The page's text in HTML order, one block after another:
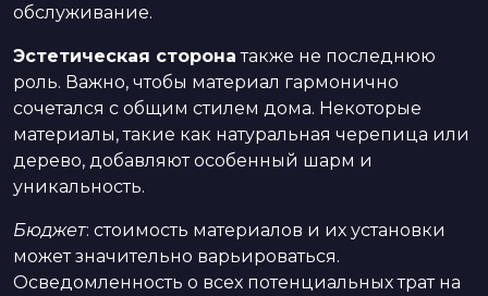
обслуживание.
Эстетическая сторона также не последнюю
роль. Важно, чтобы материал гармонично
сочетался с общим стилем дома. Некоторые
материалы, такие как натуральная черепица или
дерево, добавляют особенный шарм и
уникальность.
Бюджет: стоимость материалов и их установки
может значительно варьироваться.
Осведомленность о всех потенциальных трат на